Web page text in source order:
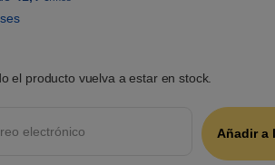
el producto vuelva a estar en stock.